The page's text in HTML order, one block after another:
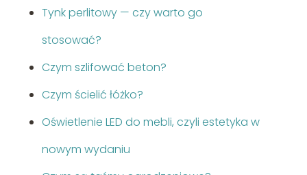
Tynk perlitowy — czy warto go
stosować?
Czym szlifować beton?
Czym ścielić łóżko?
Oświetlenie LED do mebli, czyli estetyka w
nowym wydaniu